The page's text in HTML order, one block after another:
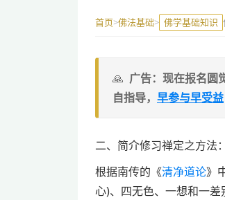
首页>佛法基础> 佛学基础知识
广告：现在报名圆
自指导， 早参与早受益
二、简介修习禅定之方法：
根据南传的《清净道论》
心)、四无色、一想和一差